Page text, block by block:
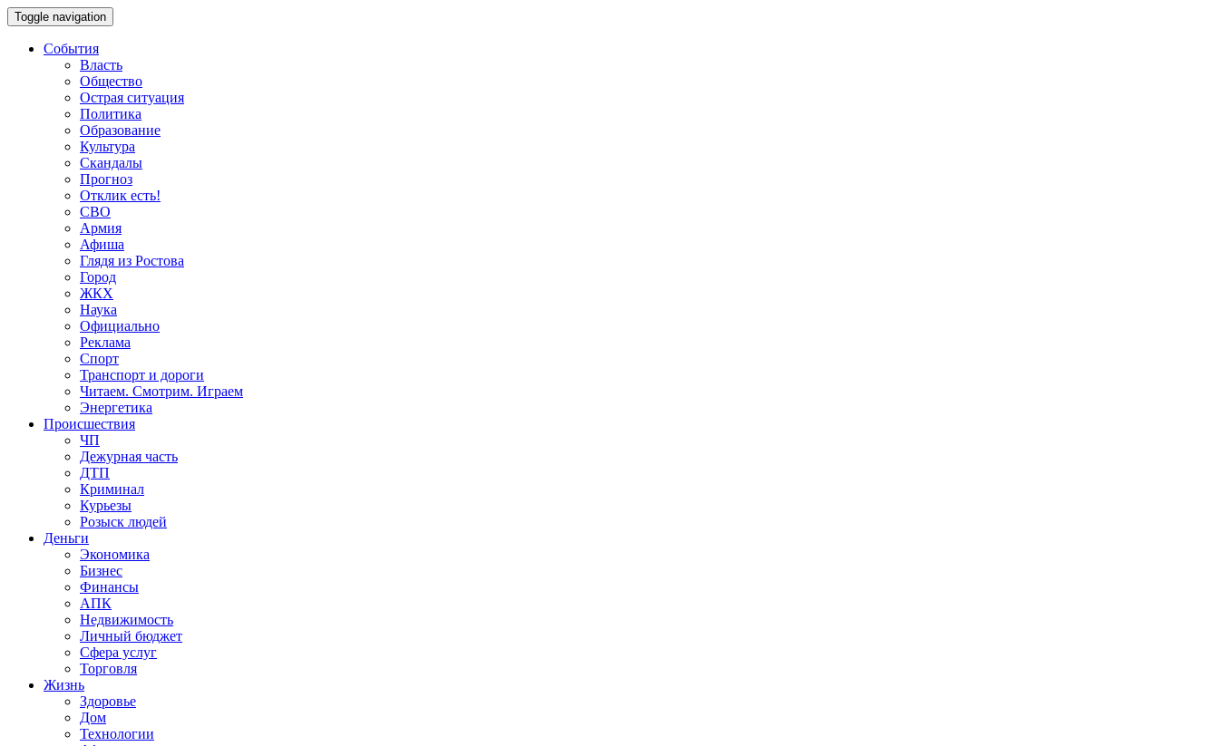
Toggle navigation
События
Власть
Общество
Острая ситуация
Политика
Образование
Культура
Скандалы
Прогноз
Отклик есть!
СВО
Армия
Афиша
Глядя из Ростова
Город
ЖКХ
Наука
Официально
Реклама
Спорт
Транспорт и дороги
Читаем. Смотрим. Играем
Энергетика
Происшествия
ЧП
Дежурная часть
ДТП
Криминал
Курьезы
Розыск людей
Деньги
Экономика
Бизнес
Финансы
АПК
Недвижимость
Личный бюджет
Сфера услуг
Торговля
Жизнь
Здоровье
Дом
Технологии